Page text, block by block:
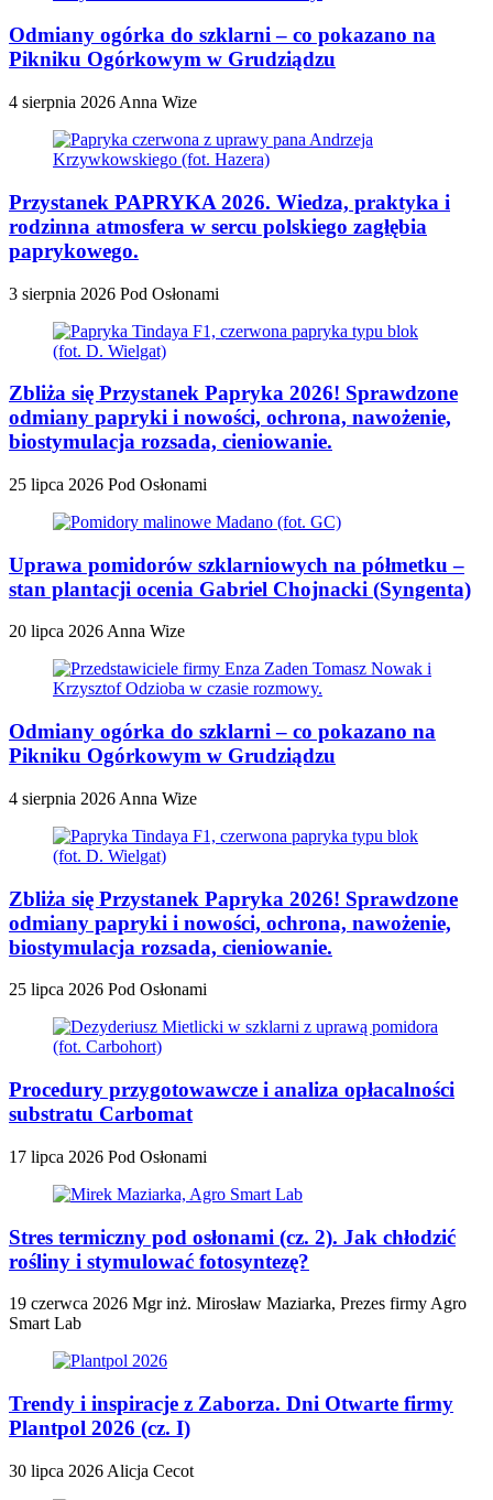
Odmiany ogórka do szklarni – co pokazano na
Pikniku Ogórkowym w Grudziądzu
4 sierpnia 2026 Anna Wize
Przystanek PAPRYKA 2026. Wiedza, praktyka i
rodzinna atmosfera w sercu polskiego zagłębia
paprykowego.
3 sierpnia 2026 Pod Osłonami
Zbliża się Przystanek Papryka 2026! Sprawdzone
odmiany papryki i nowości, ochrona, nawożenie,
biostymulacja rozsada, cieniowanie.
25 lipca 2026 Pod Osłonami
Uprawa pomidorów szklarniowych na półmetku –
stan plantacji ocenia Gabriel Chojnacki (Syngenta)
20 lipca 2026Anna Wize
Odmiany ogórka do szklarni – co pokazano na
Pikniku Ogórkowym w Grudziądzu
4 sierpnia 2026 Anna Wize
Zbliża się Przystanek Papryka 2026! Sprawdzone
odmiany papryki i nowości, ochrona, nawożenie,
biostymulacja rozsada, cieniowanie.
25 lipca 2026 Pod Osłonami
Procedury przygotowawcze i analiza opłacalności
substratu Carbomat
17 lipca 2026 Pod Osłonami
Stres termiczny pod osłonami (cz. 2). Jak chłodzić
rośliny i stymulować fotosyntezę?
19 czerwca 2026 Mgr inż. Mirosław Maziarka, Prezes firmy Agro
Smart Lab
Trendy i inspiracje z Zaborza. Dni Otwarte firmy
Plantpol 2026 (cz. I)
30 lipca 2026 Alicja Cecot